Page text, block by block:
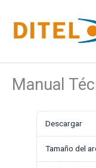
contenido
Manual
Descargar
Tamaño del